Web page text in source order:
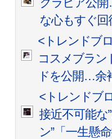
な心もすぐ回
<トレンドブ
コスメブラン
ドを公開…余
<トレンドブ
接近不可能な
ン”「一生懸命